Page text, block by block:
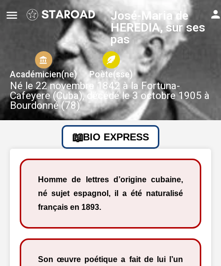
José-Maria de
HEREDIA, sur ses
pas
Académicien(ne) Poète(sse)
Né le 22 novembre 1842 à la Fortuna-
Cafeyere (Cuba), décédé le 3 octobre 1905 à
Bourdonné (78)
BIO EXPRESS
Homme de lettres d’origine cubaine,
né sujet espagnol, il a été naturalisé
français en 1893.
Son œuvre poétique a fait de lui l’un